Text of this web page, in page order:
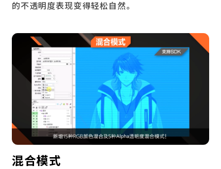
的不透明度表现变得轻松自然。
混合模式